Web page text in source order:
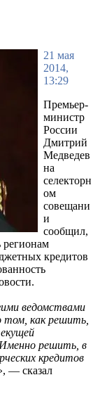
21 мая
2014,
13:29
Премьер-
министр
России
Дмитрий
Медведев
на
селекторн
ом
совещани
и
сообщил,
регионам
кредитов
ведомствами
том, как решить,
Именно решить, в
кредитов
— сказал